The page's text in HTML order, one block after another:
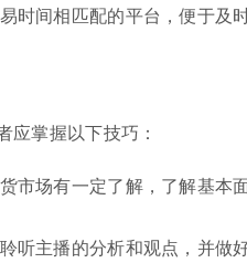
时间相匹配的平台，便于及
应掌握以下技巧：
市场有一定了解，了解基本
听主播的分析和观点，并做好